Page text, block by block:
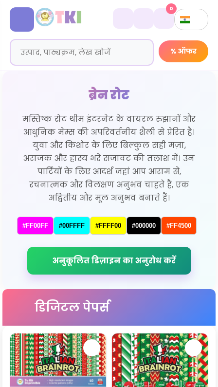
% ऑफर
0
ब्रेन रोट
मस्तिष्क रोट थीम इंटरनेट के वायरल रुझानों और
आधुनिक मेम्स की अपरिवर्तनीय शैली से प्रेरित है।
युवा और किशोर के लिए बिल्कुल सही मज़ा,
अराजक और हास्य भरे सजावट की तलाश में। उन
पार्टियों के लिए आदर्श जहां आप आराम से,
रचनात्मक और विलक्षण अनुभव चाहते हैं, एक
अद्वितीय और मूल अनुभव बनाते हैं।
#FF00FF #00FFFF #FFFF00 #000000 #FF4500
अनुकूलित डिज़ाइन का अनुरोध करें
डिजिटल पेपर्स